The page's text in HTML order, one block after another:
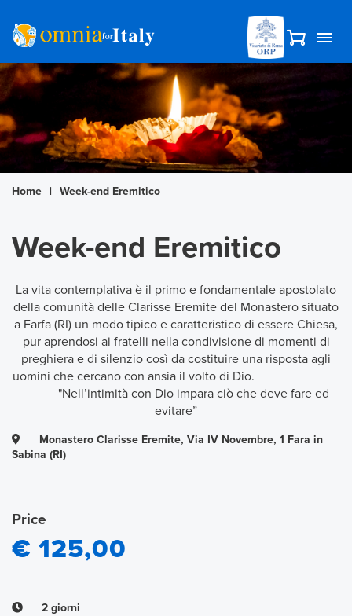
Home | Week-end Eremitico
Week-end Eremitico
La vita contemplativa è il primo e fondamentale apostolato
della comunità delle Clarisse Eremite del Monastero situato
a Farfa (RI) un modo tipico e caratteristico di essere Chiesa,
pur aprendosi ai fratelli nella condivisione di momenti di
preghiera e di silenzio così da costituire una risposta agli
uomini che cercano con ansia il volto di Dio.
"Nell’intimità con Dio impara ciò che deve fare ed
evitare”
Monastero Clarisse Eremite, Via IV Novembre, 1 Fara in
Sabina (RI)
Price
€ 125,00
2 giorni